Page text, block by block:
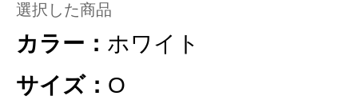
選択した商品
カラー： ホワイト
サイズ： O